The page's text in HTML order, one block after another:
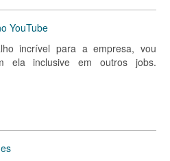
YouTube
incrível para a empresa, vou
ela inclusive em outros jobs.